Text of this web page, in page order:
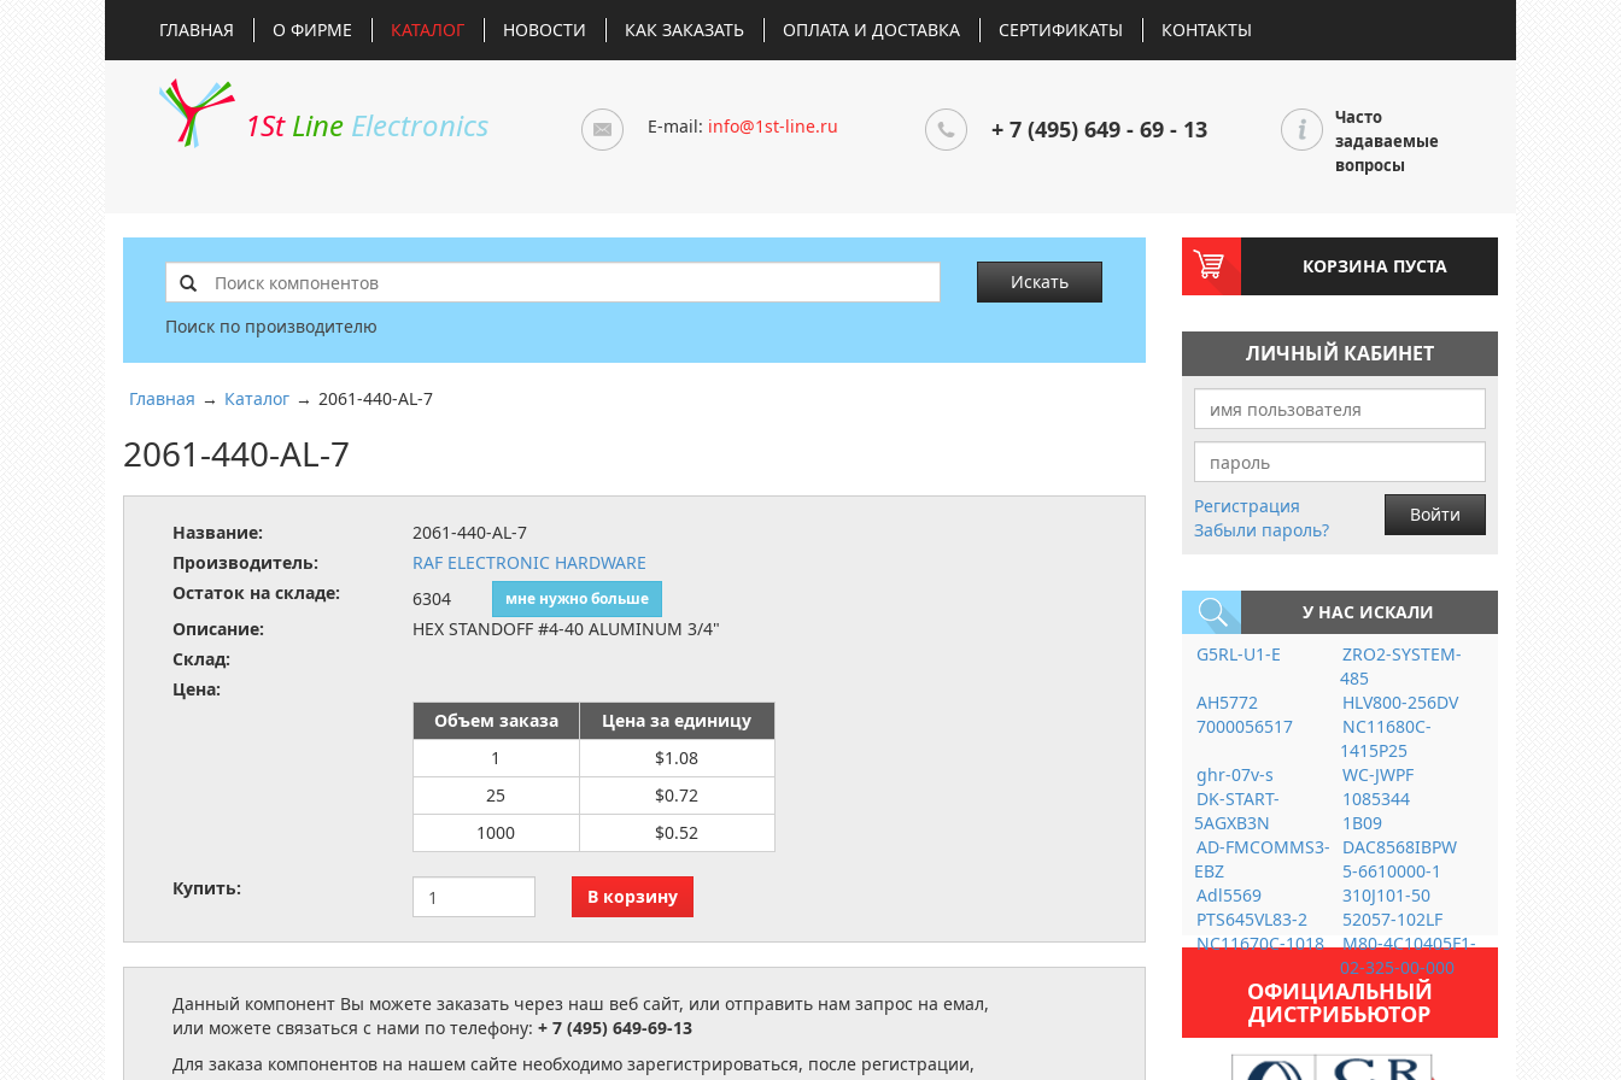
ГЛАВНАЯ О ФИРМЕ КАТАЛОГ НОВОСТИ КАК ЗАКАЗАТЬ ОПЛАТА И ДОСТАВКА СЕРТИФИКАТЫ КОНТАКТЫ
1St Line Electronics E-mail: info@1st-line.ru + 7 (495) 649 - 69 - 13
Часто
задаваемые
вопросы
Искать
Поиск по производителю
Главная → Каталог → 2061-440-AL-7
2061-440-AL-7
Название:
2061-440-AL-7
Производитель:
RAF ELECTRONIC HARDWARE
Остаток на складе:
6304 мне нужно больше
Описание:
HEX STANDOFF #4-40 ALUMINUM 3/4"
Склад:
Цена:
Объем заказа
Цена за единицу
1
$1.08
25
$0.72
1000
$0.52
Купить:
Данный компонент Вы можете заказать через наш веб сайт, или отправить нам запрос на емал,
или можете связаться с нами по телефону: + 7 (495) 649-69-13
Для заказа компонентов на нашем сайте необходимо зарегистрироваться, после регистрации,
КОРЗИНА ПУСТА
ЛИЧНЫЙ КАБИНЕТ
Регистрация
Забыли пароль?
Войти
У НАС ИСКАЛИ
G5RL-U1-E
ZRO2-SYSTEM-
485
AH5772
HLV800-256DV
7000056517
NC11680C-
1415P25
ghr-07v-s
WC-JWPF
DK-START-
5AGXB3N
1085344
1B09
AD-FMCOMMS3-
EBZ
DAC8568IBPW
5-6610000-1
Adl5569
310J101-50
PTS645VL83-2
52057-102LF
NC11670C-1018
M80-4C10405F1-
02-325-00-000
ОФИЦИАЛЬНЫЙ
ДИСТРИБЬЮТОР